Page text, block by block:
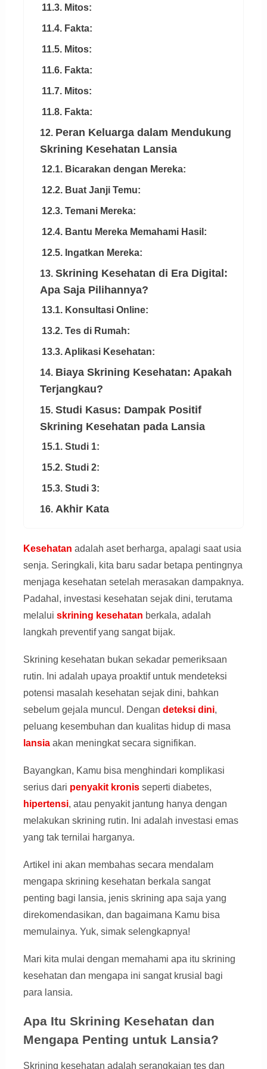
11.3. Mitos:
11.4. Fakta:
11.5. Mitos:
11.6. Fakta:
11.7. Mitos:
11.8. Fakta:
12. Peran Keluarga dalam Mendukung
Skrining Kesehatan Lansia
12.1. Bicarakan dengan Mereka:
12.2. Buat Janji Temu:
12.3. Temani Mereka:
12.4. Bantu Mereka Memahami Hasil:
12.5. Ingatkan Mereka:
13. Skrining Kesehatan di Era Digital:
Apa Saja Pilihannya?
13.1. Konsultasi Online:
13.2. Tes di Rumah:
13.3. Aplikasi Kesehatan:
14. Biaya Skrining Kesehatan: Apakah
Terjangkau?
15. Studi Kasus: Dampak Positif
Skrining Kesehatan pada Lansia
15.1. Studi 1:
15.2. Studi 2:
15.3. Studi 3:
16. Akhir Kata
Kesehatan adalah aset berharga, apalagi saat usia
senja. Seringkali, kita baru sadar betapa pentingnya
menjaga kesehatan setelah merasakan dampaknya.
Padahal, investasi kesehatan sejak dini, terutama
melalui skrining kesehatan berkala, adalah
langkah preventif yang sangat bijak.
Skrining kesehatan bukan sekadar pemeriksaan
rutin. Ini adalah upaya proaktif untuk mendeteksi
potensi masalah kesehatan sejak dini, bahkan
sebelum gejala muncul. Dengan deteksi dini,
peluang kesembuhan dan kualitas hidup di masa
lansiaakan meningkat secara signifikan.
Bayangkan, Kamu bisa menghindari komplikasi
serius dari penyakit kronisseperti diabetes,
hipertensi, atau penyakit jantung hanya dengan
melakukan skrining rutin. Ini adalah investasi emas
yang tak ternilai harganya.
Artikel ini akan membahas secara mendalam
mengapa skrining kesehatan berkala sangat
penting bagi lansia, jenis skrining apa saja yang
direkomendasikan, dan bagaimana Kamu bisa
memulainya. Yuk, simak selengkapnya!
Mari kita mulai dengan memahami apa itu skrining
kesehatan dan mengapa ini sangat krusial bagi
para lansia.
Apa Itu Skrining Kesehatan dan
Mengapa Penting untuk Lansia?
Skrining kesehatan adalah serangkaian tes dan